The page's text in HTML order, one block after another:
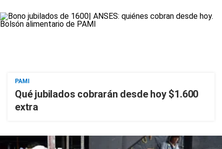
PAMI
Qué jubilados cobrarán desde hoy $1.600
extra